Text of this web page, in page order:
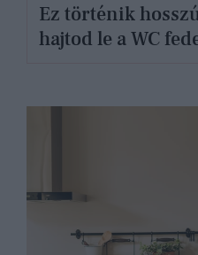
Ez történik
hajtod le a WC